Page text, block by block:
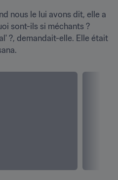
nous le lui avons dit, elle a
sont-ils si méchants ?
?, demandait-elle. Elle était